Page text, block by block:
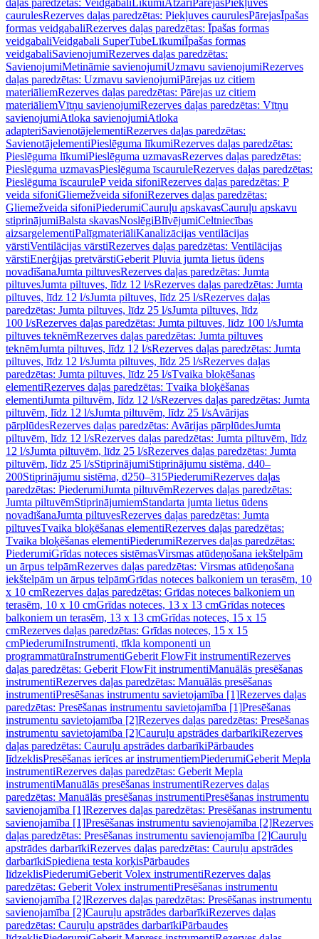
daļas paredzētas: Veidgabali LīkumiAtzari PārejasPiekļuves
caurulesRezerves daļas paredzētas: Piekļuves caurulesPārejasĪpašas
formas veidgabaliRezerves daļas paredzētas: Īpašas formas
veidgabaliVeidgabali SuperTubeLīkumiĪpašas formas
veidgabaliSavienojumiRezerves daļas paredzētas:
SavienojumiMetināmie savienojumiUzmavu savienojumiRezerves
daļas paredzētas: Uzmavu savienojumiPārejas uz citiem
materiāliemRezerves daļas paredzētas: Pārejas uz citiem
materiāliemVītņu savienojumiRezerves daļas paredzētas: Vītņu
savienojumiAtloka savienojumiAtloka
adapteriSavienotājelementiRezerves daļas paredzētas:
SavienotājelementiPieslēguma līkumiRezerves daļas paredzētas:
Pieslēguma līkumiPieslēguma uzmavasRezerves daļas paredzētas:
Pieslēguma uzmavasPieslēguma īscauruleRezerves daļas paredzētas:
Pieslēguma īscauruleP veida sifoniRezerves daļas paredzētas: P
veida sifoniGliemežveida sifoniRezerves daļas paredzētas:
Gliemežveida sifoniPiederumiCauruļu apskavasCauruļu apskavu
stiprinājumiBalsta skavasNoslēgiBlīvējumiCeltniecības
aizsargelementiPalīgmateriāliKanalizācijas ventilācijas
vārstiVentilācijas vārstiRezerves daļas paredzētas: Ventilācijas
vārstiEnerģijas pretvārstiGeberit Pluvia jumta lietus ūdens
novadīšanaJumta piltuvesRezerves daļas paredzētas: Jumta
piltuvesJumta piltuves, līdz 12 l/sRezerves daļas paredzētas: Jumta
piltuves, līdz 12 l/sJumta piltuves, līdz 25 l/sRezerves daļas
paredzētas: Jumta piltuves, līdz 25 l/sJumta piltuves, līdz
100 l/sRezerves daļas paredzētas: Jumta piltuves, līdz 100 l/sJumta
piltuves teknēmRezerves daļas paredzētas: Jumta piltuves
teknēmJumta piltuves, līdz 12 l/sRezerves daļas paredzētas: Jumta
piltuves, līdz 12 l/sJumta piltuves, līdz 25 l/sRezerves daļas
paredzētas: Jumta piltuves, līdz 25 l/sTvaika bloķēšanas
elementiRezerves daļas paredzētas: Tvaika bloķēšanas
elementiJumta piltuvēm, līdz 12 l/sRezerves daļas paredzētas: Jumta
piltuvēm, līdz 12 l/sJumta piltuvēm, līdz 25 l/sAvārijas
pārplūdesRezerves daļas paredzētas: Avārijas pārplūdesJumta
piltuvēm, līdz 12 l/sRezerves daļas paredzētas: Jumta piltuvēm, līdz
12 l/sJumta piltuvēm, līdz 25 l/sRezerves daļas paredzētas: Jumta
piltuvēm, līdz 25 l/sStiprinājumiStiprinājumu sistēma, d40–
200Stiprinājumu sistēma, d250–315PiederumiRezerves daļas
paredzētas: PiederumiJumta piltuvēmRezerves daļas paredzētas:
Jumta piltuvēmStiprinājumiemStandarta jumta lietus ūdens
novadīšanaJumta piltuvesRezerves daļas paredzētas: Jumta
piltuvesTvaika bloķēšanas elementiRezerves daļas paredzētas:
Tvaika bloķēšanas elementiPiederumiRezerves daļas paredzētas:
PiederumiGrīdas noteces sistēmasVirsmas atūdeņošana iekštelpām
un ārpus telpāmRezerves daļas paredzētas: Virsmas atūdeņošana
iekštelpām un ārpus telpāmGrīdas noteces balkoniem un terasēm, 10
x 10 cmRezerves daļas paredzētas: Grīdas noteces balkoniem un
terasēm, 10 x 10 cmGrīdas noteces, 13 x 13 cmGrīdas noteces
balkoniem un terasēm, 13 x 13 cmGrīdas noteces, 15 x 15
cmRezerves daļas paredzētas: Grīdas noteces, 15 x 15
cmPiederumiInstrumenti, tīkla komponenti un
programmatūraInstrumentiGeberit FlowFit instrumentiRezerves
daļas paredzētas: Geberit FlowFit instrumentiManuālās presēšanas
instrumentiRezerves daļas paredzētas: Manuālās presēšanas
instrumentiPresēšanas instrumentu savietojamība [1]Rezerves daļas
paredzētas: Presēšanas instrumentu savietojamība [1]Presēšanas
instrumentu savietojamība [2]Rezerves daļas paredzētas: Presēšanas
instrumentu savietojamība [2]Cauruļu apstrādes darbarīkiRezerves
daļas paredzētas: Cauruļu apstrādes darbarīkiPārbaudes
līdzeklisPresēšanas ierīces ar instrumentiemPiederumiGeberit Mepla
instrumentiRezerves daļas paredzētas: Geberit Mepla
instrumentiManuālās presēšanas instrumentiRezerves daļas
paredzētas: Manuālās presēšanas instrumentiPresēšanas instrumentu
savienojamība [1]Rezerves daļas paredzētas: Presēšanas instrumentu
savienojamība [1]Presēšanas instrumentu savienojamība [2]Rezerves
daļas paredzētas: Presēšanas instrumentu savienojamība [2]Cauruļu
apstrādes darbarīkiRezerves daļas paredzētas: Cauruļu apstrādes
darbarīkiSpiediena testa korķisPārbaudes
līdzeklisPiederumiGeberit Volex instrumentiRezerves daļas
paredzētas: Geberit Volex instrumentiPresēšanas instrumentu
savienojamība [2]Rezerves daļas paredzētas: Presēšanas instrumentu
savienojamība [2]Cauruļu apstrādes darbarīkiRezerves daļas
paredzētas: Cauruļu apstrādes darbarīkiPārbaudes